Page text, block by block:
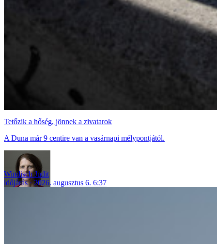
Tetőzik a hőség, jönnek a zivatarok
A Duna már 9 centire van a vasárnapi mélypontjától.
Windisch Judit
időjárás
2026. augusztus 6. 6:37